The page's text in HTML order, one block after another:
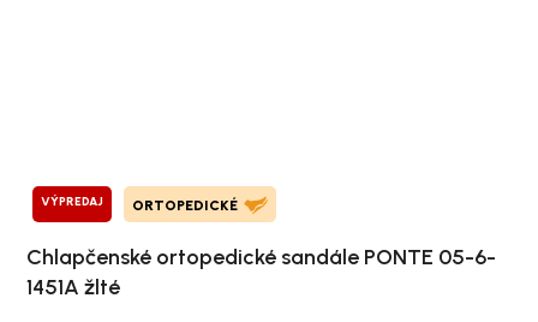
VÝPREDAJ ORTOPEDICKÉ
Chlapčenské ortopedické sandále PONTE 05-6-
1451A žlté